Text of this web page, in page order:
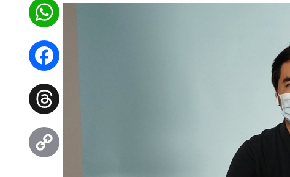
WhatsApp
Facebook
Threads